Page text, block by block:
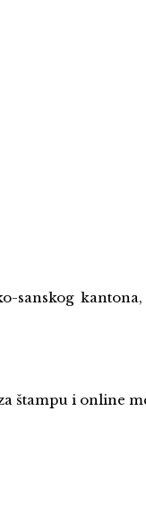
sanskog
štampu i online